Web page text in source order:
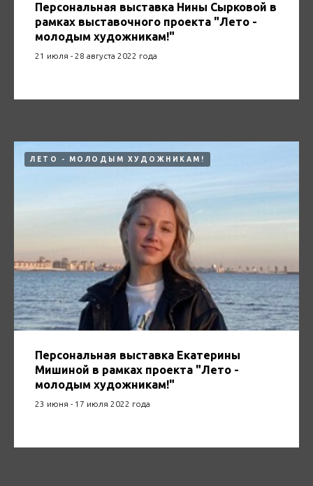
Персональная выставка Нины Сырковой в
рамках выставочного проекта "Лето -
молодым художникам!"
21 июля - 28 августа 2022 года
ЛЕТО - МОЛОДЫМ ХУДОЖНИКАМ!
Персональная выставка Екатерины
Мишиной в рамках проекта "Лето -
молодым художникам!"
23 июня - 17 июля 2022 года